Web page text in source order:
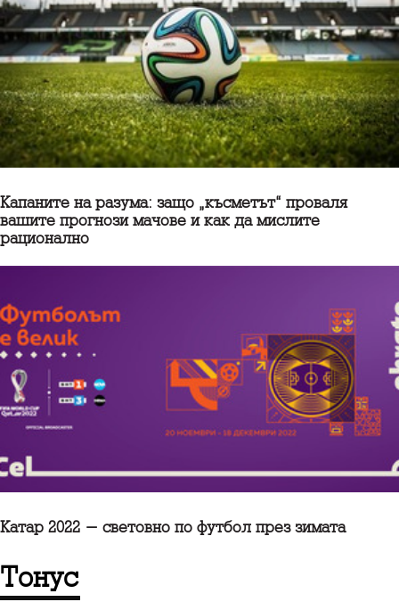
Капаните на разума: защо „късметът“ проваля
вашите прогнози мачове и как да мислите
рационално
Катар 2022 - световно по футбол през зимата
Тонус